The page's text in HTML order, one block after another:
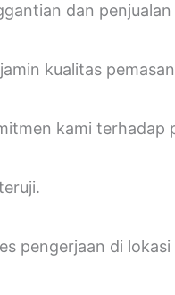
dan
kualitas
kami terhadap
pengerjaan di lokasi